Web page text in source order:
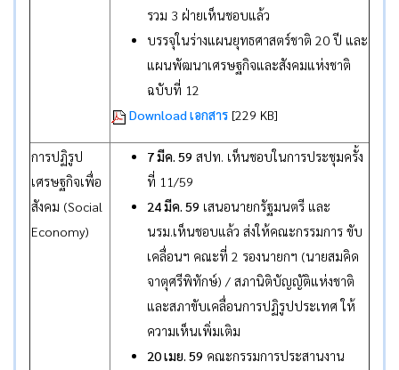
รวม 3 ฝ่ายเห็นชอบแล้ว
บรรจุในร่างแผนยุทธศาสตร์ชาติ 20 ปี และ
แผนพัฒนาเศรษฐกิจและสังคมแห่งชาติ
ฉบับที่ 12
Download เอกสาร [229 KB]
การปฏิรูป
เศรษฐกิจเพื่อ
สังคม (Social
Economy)
7 มีค. 59 สปท. เห็นชอบในการประชุมครั้ง
ที่ 11/59
24 มีค. 59 เสนอนายกรัฐมนตรี และ
นรม.เห็นชอบแล้ว ส่งให้คณะกรรมการ ขับ
เคลื่อนฯ คณะที่ 2 รองนายกฯ (นายสมคิด
จาตุศรีพิทักษ์) / สภานิติบัญญัติแห่งชาติ
และสภาขับเคลื่อนการปฏิรูปประเทศ ให้
ความเห็นเพิ่มเติม
20 เมย. 59 คณะกรรมการประสานงาน